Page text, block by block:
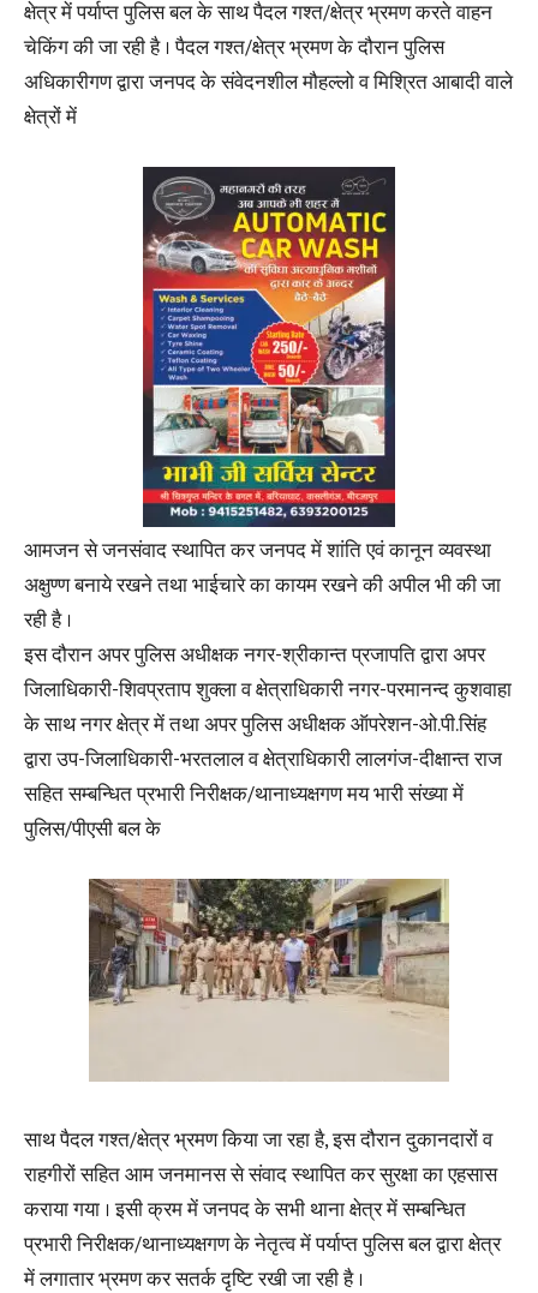
क्षेत्र में पर्याप्त पुलिस बल के साथ पैदल गश्त/क्षेत्र भ्रमण करते वाहन
चेकिंग की जा रही है । पैदल गश्त/क्षेत्र भ्रमण के दौरान पुलिस
अधिकारीगण द्वारा जनपद के संवेदनशील मौहल्लो व मिश्रित आबादी वाले
क्षेत्रों में
आमजन से जनसंवाद स्थापित कर जनपद में शांति एवं कानून व्यवस्था
अक्षुण्ण बनाये रखने तथा भाईचारे का कायम रखने की अपील भी की जा
रही है ।
इस दौरान अपर पुलिस अधीक्षक नगर-श्रीकान्त प्रजापति द्वारा अपर
जिलाधिकारी-शिवप्रताप शुक्ला व क्षेत्राधिकारी नगर-परमानन्द कुशवाहा
के साथ नगर क्षेत्र में तथा अपर पुलिस अधीक्षक ऑपरेशन-ओ.पी.सिंह
द्वारा उप-जिलाधिकारी-भरतलाल व क्षेत्राधिकारी लालगंज-दीक्षान्त राज
सहित सम्बन्धित प्रभारी निरीक्षक/थानाध्यक्षगण मय भारी संख्या में
पुलिस/पीएसी बल के
साथ पैदल गश्त/क्षेत्र भ्रमण किया जा रहा है, इस दौरान दुकानदारों व
राहगीरों सहित आम जनमानस से संवाद स्थापित कर सुरक्षा का एहसास
कराया गया । इसी क्रम में जनपद के सभी थाना क्षेत्र में सम्बन्धित
प्रभारी निरीक्षक/थानाध्यक्षगण के नेतृत्व में पर्याप्त पुलिस बल द्वारा क्षेत्र
में लगातार भ्रमण कर सतर्क दृष्टि रखी जा रही है ।